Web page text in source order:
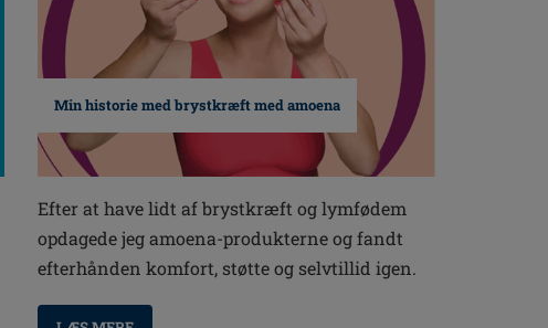
Min historie med brystkræft med amoena
Efter at have lidt af brystkræft og lymfødem
opdagede jeg amoena-produkterne og fandt
efterhånden komfort, støtte og selvtillid igen.